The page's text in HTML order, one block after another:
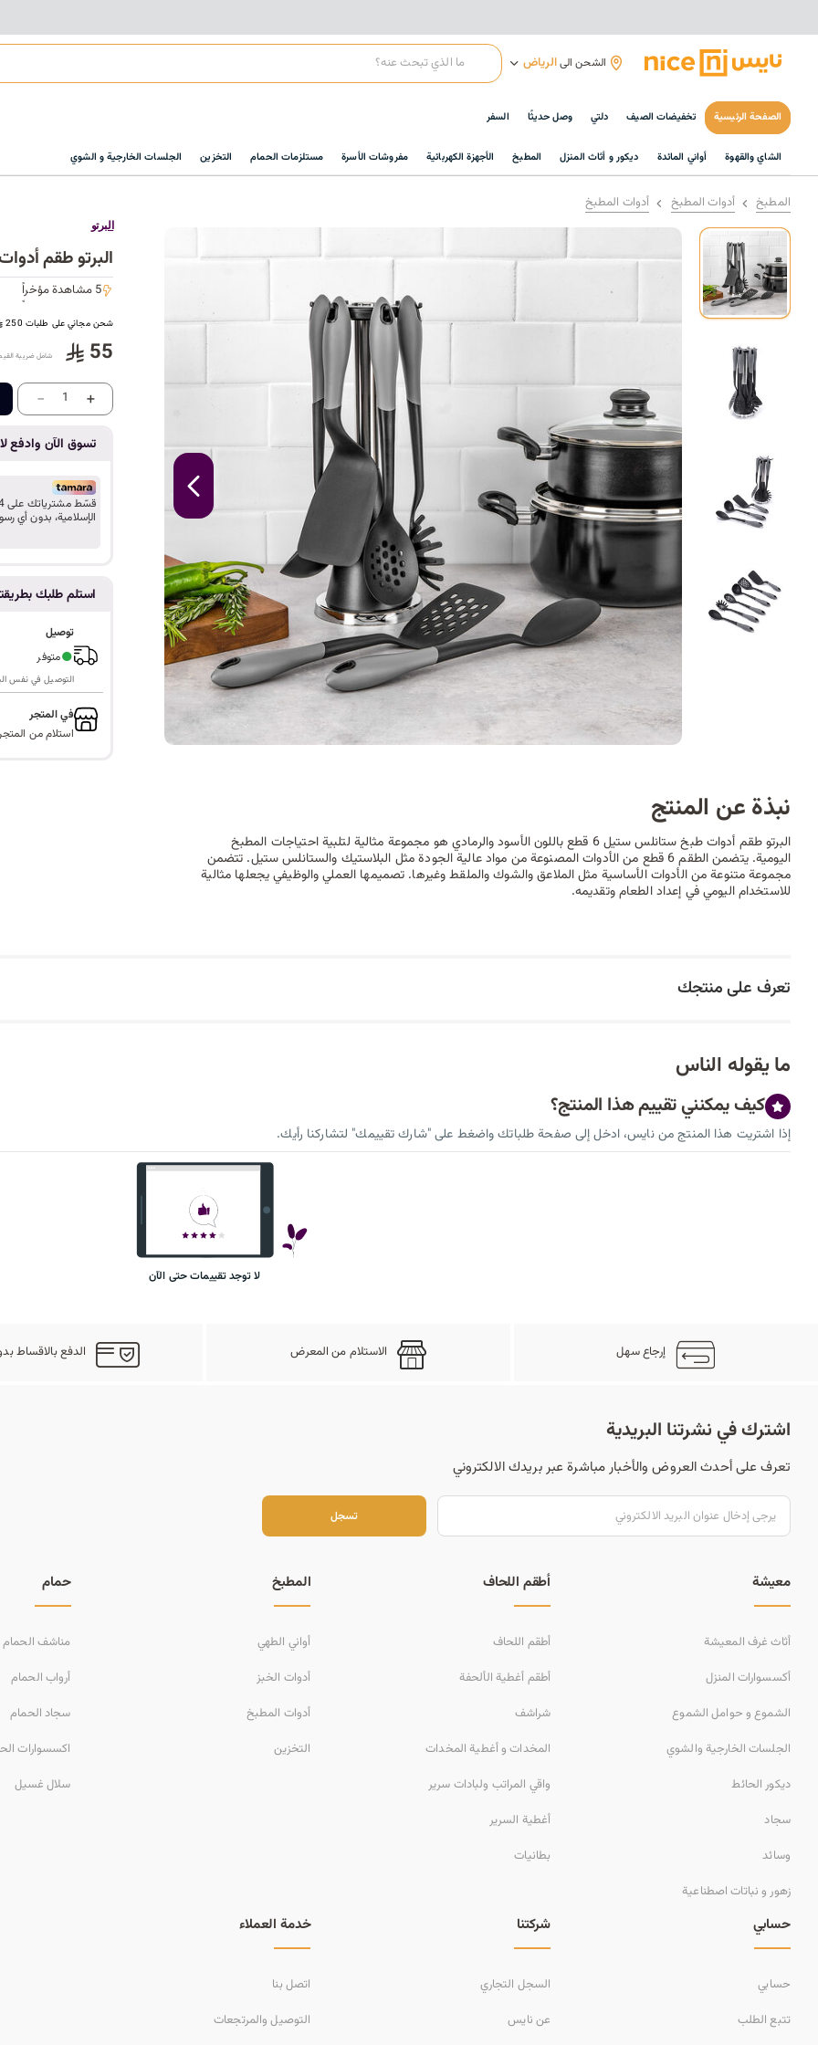
الشحن الىالرياض
الصفحة الرئيسية تخفيضات الصيف دلتي وصل حديثًا السفر
الشاي والقهوة أواني المائدة ديكور و أثاث المنزل المطبخ الأجهزة الكهربائية مفروشات الأسرة مستلزمات الحمام التخزين الجلسات الخارجية و الشوي
المطبخ أدوات المطبخ أدوات المطبخ
نبذة عن المنتج
البرتو طقم أدوات طبخ ستانلس ستيل 6 قطع باللون الأسود والرمادي هو مجموعة مثالية لتلبية احتياجات المطبخ
اليومية. يتضمن الطقم 6 قطع من الأدوات المصنوعة من مواد عالية الجودة مثل البلاستيك والستانلس ستيل. تتضمن
مجموعة متنوعة من الأدوات الأساسية مثل الملاعق والشوك والملقط وغيرها. تصميمها العملي والوظيفي يجعلها مثالية
للاستخدام اليومي في إعداد الطعام وتقديمه.
البرتو
البرتو طقم أدوات طبخ 6 قطع باللون
5 مشاهدة مؤخراً
شحن مجاني على طلبات 250
55 شامل ضريبة
- 1 +
تسوق الآن وادفع
الإسلامية، بدون أي
استلم طلبك
توصيل
●متوفر
التوصيل في نفس
في المتجر
استلام من المتجر
تعرف على منتجك
ما يقوله الناس
كيف يمكنني تقييم هذا المنتج؟
إذا اشتريت هذا المنتج من نايس، ادخل إلى صفحة طلباتك واضغط على "شارك تقييمك" لتشاركنا رأيك.
لا توجد تقييمات حتى الآن
إرجاع سهل الاستلام من المعرض الدفع بالاقساط
اشترك في نشرتنا البريدية
تعرف على أحدث العروض والأخبار مباشرة عبر بريدك الالكتروني
تسجل
تسجل معيشة
أثاث غرف المعيشة
أكسسوارات المنزل
الشموع و حوامل الشموع
الجلسات الخارجية والشوي
ديكور الحائط
سجاد
وسائد
زهور و نباتات اصطناعية
أطقم اللحاف
أطقم اللحاف
أطقم أغطية الألحفة
شراشف
المخدات و أغطية المخدات
واقي المراتب ولبادات سرير
أغطية السرير
بطانيات
المطبخ
أواني الطهي
أدوات الخبز
أدوات المطبخ
التخزين
حمام
مناشف الحمام
أرواب الحمام
سجاد الحمام
اكسسوارات
سلال غسيل
حسابي
حسابي
تتبع الطلب
شركتنا
السجل التجاري
عن نايس
خدمة العملاء
اتصل بنا
التوصيل والمرتجعات